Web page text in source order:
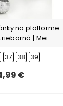
na platforme
| Mei
37 38 39
€